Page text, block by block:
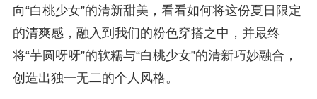
向“白桃少女”的清新甜美，看看如何将这份夏日限定
的清爽感，融入到我们的粉色穿搭之中，并最终
将“芋圆呀呀”的软糯与“白桃少女”的清新巧妙融合，
创造出独一无二的个人风格。